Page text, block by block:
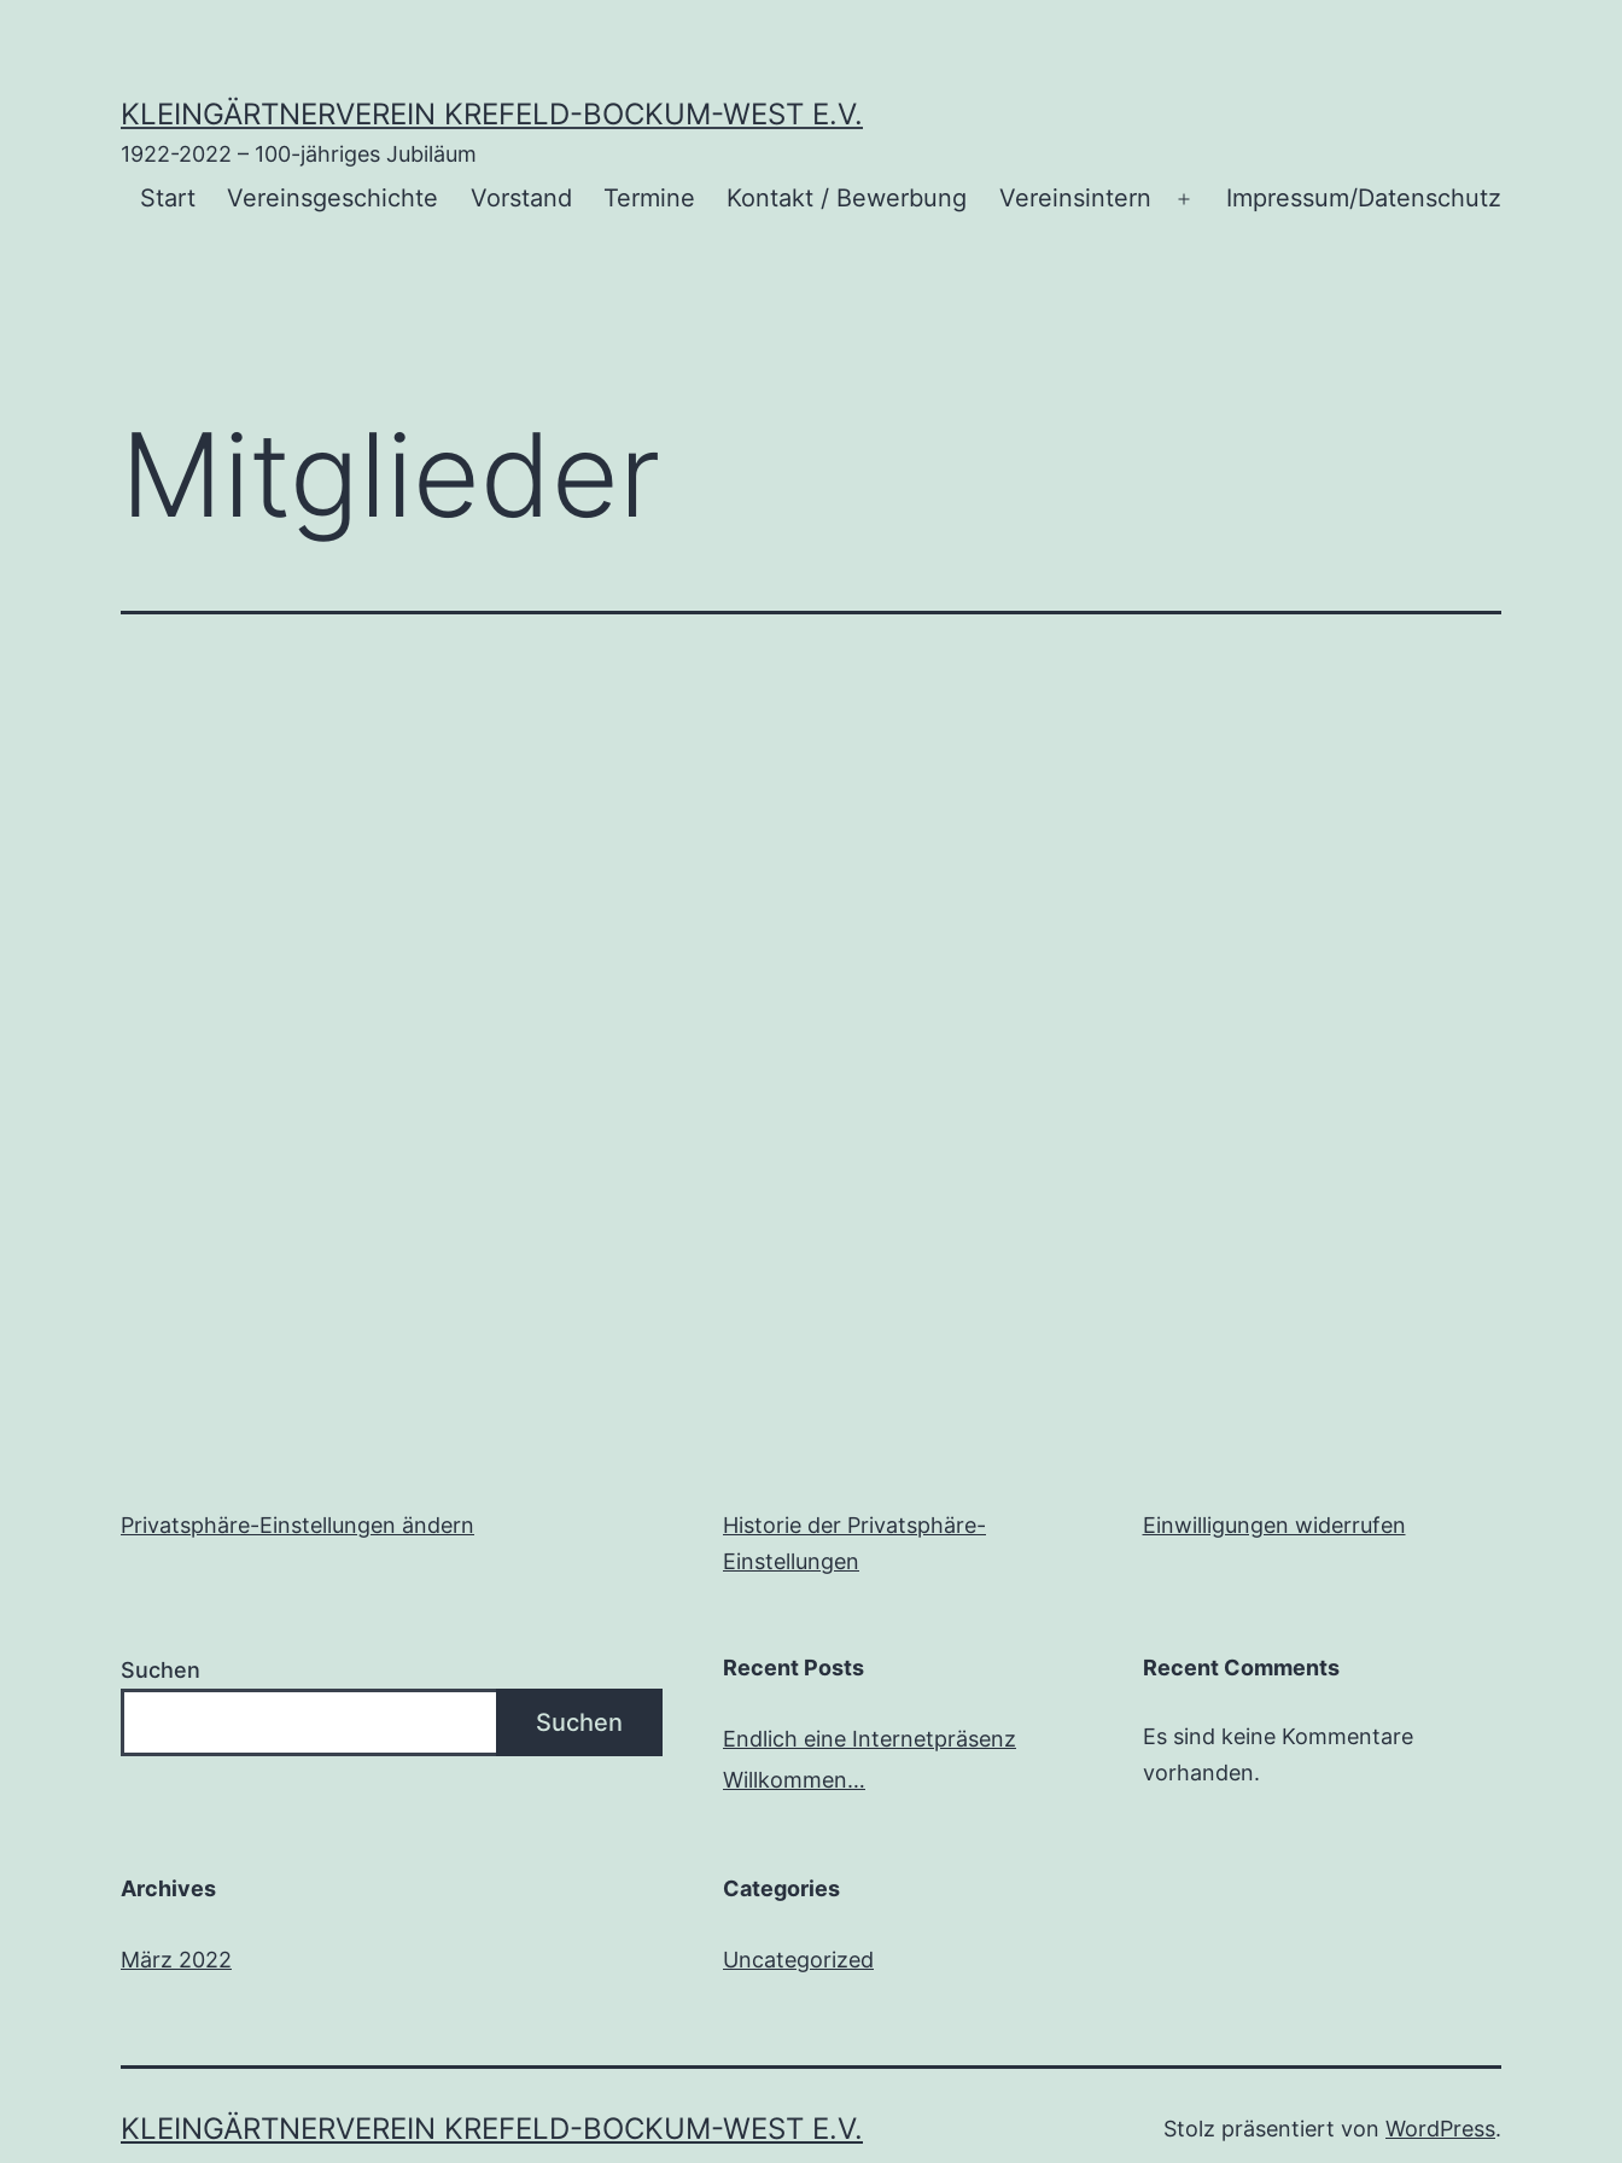
KLEINGÄRTNERVEREIN KREFELD-BOCKUM-WEST E.V.
1922-2022 – 100-jähriges Jubiläum
Start Vereinsgeschichte Vorstand Termine Kontakt / Bewerbung Vereinsintern
Menü
Impressum/Datenschutz
Mitglieder
Privatsphäre-Einstellungen ändern
Historie der Privatsphäre-
Einstellungen
Einwilligungen widerrufen
Suchen
Suchen
Recent Posts
Endlich eine Internetpräsenz
Willkommen…
Recent Comments
Es sind keine Kommentare
vorhanden.
Archives
März 2022
Categories
Uncategorized
KLEINGÄRTNERVEREIN KREFELD-BOCKUM-WEST E.V. Stolz präsentiert von WordPress.